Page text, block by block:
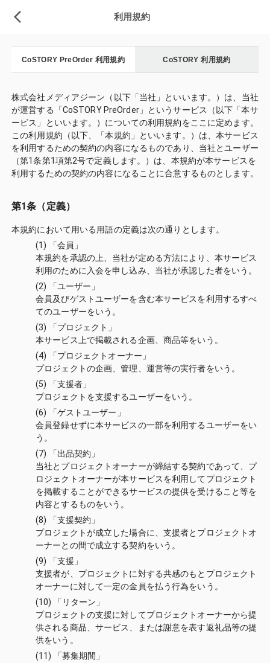
利用規約
CoSTORY PreOrder 利用規約 CoSTORY 利用規約
株式会社メディアジーン（以下「当社」といいます。）は、当社
が運営する「CoSTORY PreOrder」というサービス（以下「本サ
ービス」といいます。）についての利用規約をここに定めます。
この利用規約（以下、「本規約」といいます。）は、本サービス
を利用するための契約の内容になるものであり、当社とユーザー
（第1条第1項第2号で定義します。）は、本規約が本サービスを
利用するための契約の内容になることに合意するものとします。
第1条（定義）
本規約において用いる用語の定義は次の通りとします。
(1) 「会員」
本規約を承認の上、当社が定める方法により、本サービス
利用のために入会を申し込み、当社が承認した者をいう。
(2) 「ユーザー」
会員及びゲストユーザーを含む本サービスを利用するすべ
てのユーザーをいう。
(3) 「プロジェクト」
本サービス上で掲載される企画、商品等をいう。
(4) 「プロジェクトオーナー」
プロジェクトの企画、管理、運営等の実行者をいう。
(5) 「支援者」
プロジェクトを支援するユーザーをいう。
(6) 「ゲストユーザー」
会員登録せずに本サービスの一部を利用するユーザーをい
う。
(7) 「出品契約」
当社とプロジェクトオーナーが締結する契約であって、プ
ロジェクトオーナーが本サービスを利用してプロジェクト
を掲載することができるサービスの提供を受けること等を
内容とするものをいう。
(8) 「支援契約」
プロジェクトが成立した場合に、支援者とプロジェクトオ
ーナーとの間で成立する契約をいう。
(9) 「支援」
支援者が、プロジェクトに対する共感のもとプロジェクト
オーナーに対して一定の金員を払う行為をいう。
(10) 「リターン」
プロジェクトの支援に対してプロジェクトオーナーから提
供される商品、サービス、または謝意を表す返礼品等の提
供をいう。
(11) 「募集期間」